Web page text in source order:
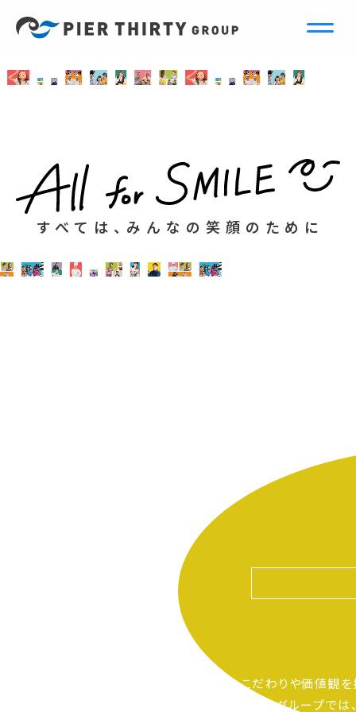
すべては、みんなの笑顔のために
自分たちのこだわりや価値観
ピアーサーティーグループでは